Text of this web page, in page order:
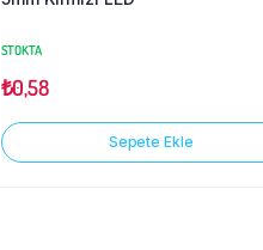
STOKTA
₺0,58
Sepete Ekle